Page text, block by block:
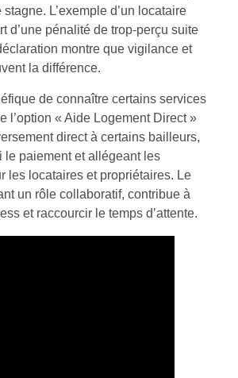
L’exemple d’un locataire
d’une pénalité de trop-perçu suite
montre que vigilance et
la différence.
de connaître certains services
l’option « Aide Logement Direct »
direct à certains bailleurs,
le paiement et allégeant les
les locataires et propriétaires. Le
un rôle collaboratif, contribue à
et raccourcir le temps d’attente.